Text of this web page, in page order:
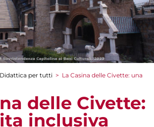
Didattica per tutti > La Casina delle Civette: una
delle Civette:
inclusiva